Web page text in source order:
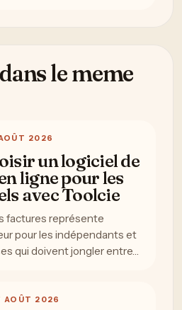
le meme
2026
un logiciel de
ligne pour les
avec Toolcie
factures représente
pour les indépendants et
qui doivent jongler entre…
AOÛT 2026